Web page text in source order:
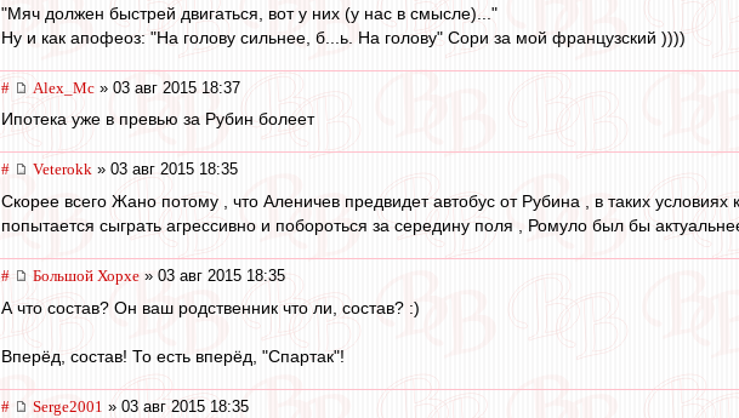
"Мяч должен быстрей двигаться, вот у них (у нас в смысле)..."
Ну и как апофеоз: "На голову сильнее, б...ь. На голову" Сори за мой французский ))))
# Alex_Mc » 03 авг 2015 18:37
Ипотека уже в превью за Рубин болеет
# Veterokk » 03 авг 2015 18:35
Скорее всего Жано потому , что Аленичев предвидет автобус от Рубина , в таких
попытается сыграть агрессивно и побороться за середину поля , Ромуло был бы
# Большой Хорхе » 03 авг 2015 18:35
А что состав? Он ваш родственник что ли, состав? :)
Вперёд, состав! То есть вперёд, "Спартак"!
# Serge2001 » 03 авг 2015 18:35